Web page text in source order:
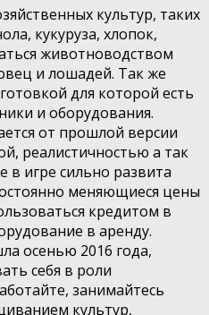
культур, таких
кукуруза, хлопок,
животноводством
и лошадей. Так же
для которой есть
и оборудования.
от прошлой версии
реалистичностью а так
в игре сильно развита
меняющиеся цены
кредитом в
в аренду.
осенью 2016 года,
себя в роли
занимайтесь
культур,